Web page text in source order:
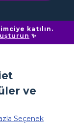
katılın.
✨
Seçenek